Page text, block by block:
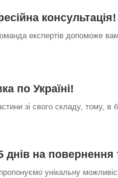
консультація!
експертів допоможе
по Україні!
зі свого складу, тому, в
днів на повернення
унікальну